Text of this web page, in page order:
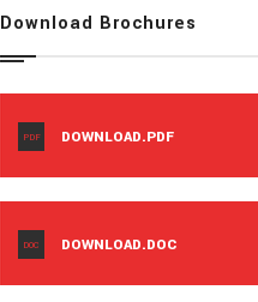
Download Brochures
PDF DOWNLOAD.PDF
DOC DOWNLOAD.DOC